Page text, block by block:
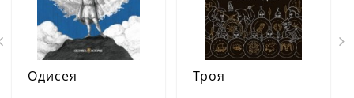
Одисея Троя